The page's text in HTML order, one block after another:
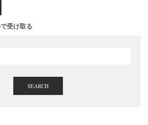
受け取る
SEARCH